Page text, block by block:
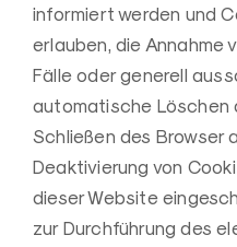
informiert werden und
erlauben, die Annahme
Fälle oder generell
automatische Löschen
Schließen des Browser
Deaktivierung von
dieser Website
zur Durchführung des